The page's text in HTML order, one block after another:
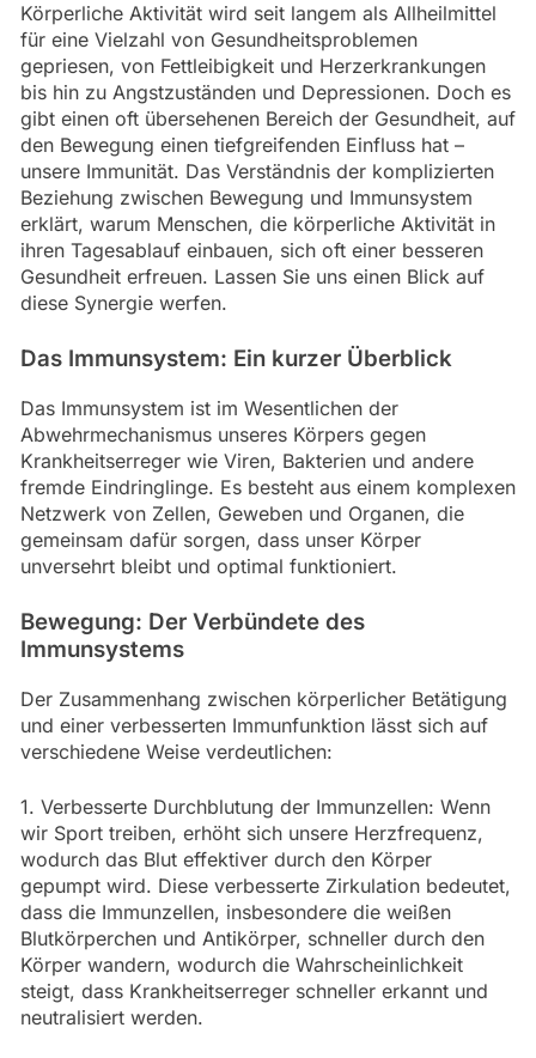
Körperliche Aktivität wird seit langem als Allheilmittel
für eine Vielzahl von Gesundheitsproblemen
gepriesen, von Fettleibigkeit und Herzerkrankungen
bis hin zu Angstzuständen und Depressionen. Doch es
gibt einen oft übersehenen Bereich der Gesundheit, auf
den Bewegung einen tiefgreifenden Einfluss hat –
unsere Immunität. Das Verständnis der komplizierten
Beziehung zwischen Bewegung und Immunsystem
erklärt, warum Menschen, die körperliche Aktivität in
ihren Tagesablauf einbauen, sich oft einer besseren
Gesundheit erfreuen. Lassen Sie uns einen Blick auf
diese Synergie werfen.
Das Immunsystem: Ein kurzer Überblick
Das Immunsystem ist im Wesentlichen der
Abwehrmechanismus unseres Körpers gegen
Krankheitserreger wie Viren, Bakterien und andere
fremde Eindringlinge. Es besteht aus einem komplexen
Netzwerk von Zellen, Geweben und Organen, die
gemeinsam dafür sorgen, dass unser Körper
unversehrt bleibt und optimal funktioniert.
Bewegung: Der Verbündete des
Immunsystems
Der Zusammenhang zwischen körperlicher Betätigung
und einer verbesserten Immunfunktion lässt sich auf
verschiedene Weise verdeutlichen:
1. Verbesserte Durchblutung der Immunzellen: Wenn
wir Sport treiben, erhöht sich unsere Herzfrequenz,
wodurch das Blut effektiver durch den Körper
gepumpt wird. Diese verbesserte Zirkulation bedeutet,
dass die Immunzellen, insbesondere die weißen
Blutkörperchen und Antikörper, schneller durch den
Körper wandern, wodurch die Wahrscheinlichkeit
steigt, dass Krankheitserreger schneller erkannt und
neutralisiert werden.